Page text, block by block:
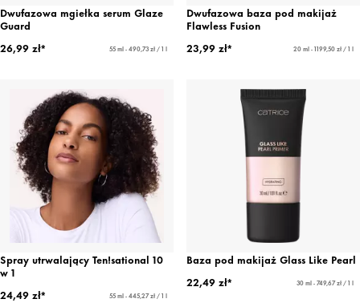
Dwufazowa mgiełka serum Glaze
Guard
26,99 zł*
55 ml - 490,73 zł / 1 l
Dwufazowa baza pod makijaż
Flawless Fusion
23,99 zł*
20 ml - 1199,50 zł / 1 l
Spray utrwalający Ten!sational 10
w 1
24,49 zł*
55 ml - 445,27 zł / 1 l
Baza pod makijaż Glass Like Pearl
22,49 zł*
30 ml - 749,67 zł / 1 l